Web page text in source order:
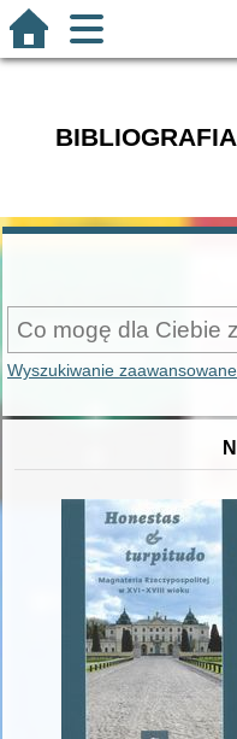
Wyszukiwanie zaawansowane